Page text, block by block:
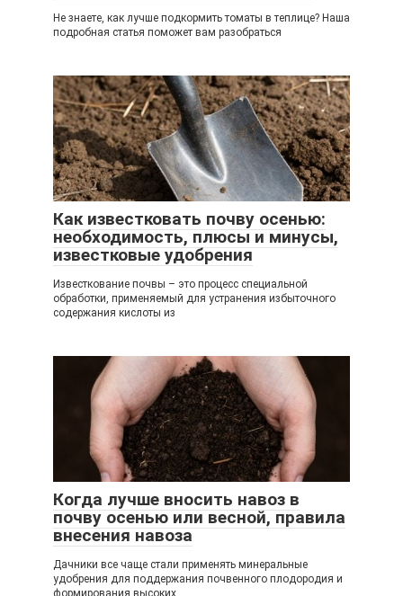
Не знаете, как лучше подкормить томаты в теплице? Наша
подробная статья поможет вам разобраться
Как известковать почву осенью:
необходимость, плюсы и минусы,
известковые удобрения
Известкование почвы – это процесс специальной
обработки, применяемый для устранения избыточного
содержания кислоты из
Когда лучше вносить навоз в
почву осенью или весной, правила
внесения навоза
Дачники все чаще стали применять минеральные
удобрения для поддержания почвенного плодородия и
формирования высоких